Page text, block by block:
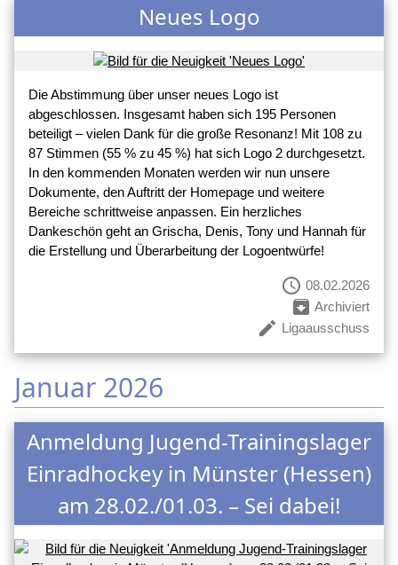
Neues Logo
Die Abstimmung über unser neues Logo ist
abgeschlossen. Insgesamt haben sich 195 Personen
beteiligt – vielen Dank für die große Resonanz! Mit 108 zu
87 Stimmen (55 % zu 45 %) hat sich Logo 2 durchgesetzt.
In den kommenden Monaten werden wir nun unsere
Dokumente, den Auftritt der Homepage und weitere
Bereiche schrittweise anpassen. Ein herzliches
Dankeschön geht an Grischa, Denis, Tony und Hannah für
die Erstellung und Überarbeitung der Logoentwürfe!
schedule 08.02.2026
archive Archiviert
create Ligaausschuss
Januar 2026
Anmeldung Jugend-Trainingslager
Einradhockey in Münster (Hessen)
am 28.02./01.03. – Sei dabei!